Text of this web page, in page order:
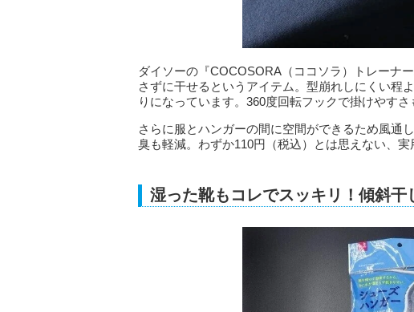
ダイソーの『COCOSORA（ココソラ）トレーナ
さずに干せるというアイテム。型崩れしにくい程
りになっています。360度回転フックで掛けやす
さらに服とハンガーの間に空間ができるため風通
臭も軽減。わずか110円（税込）とは思えない、実
湿った靴もコレでスッキリ！傾斜干